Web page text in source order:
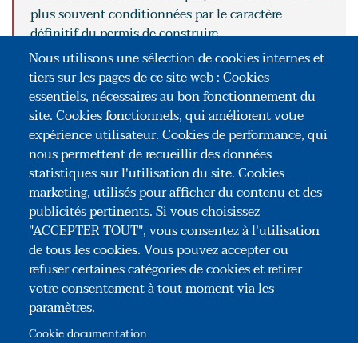
plus souvent conditionnées par le caractère
définitif du permis de construire.
LIRE
POUR ALLER PLUS LOIN
La GPC commercialisée par la SMABTP
La GPC proposée par la SAR
Nous utilisons une sélection de cookies internes et
tiers sur les pages de ce site web : Cookies
essentiels, nécessaires au bon fonctionnement du
site. Cookies fonctionnels, qui améliorent votre
expérience utilisateur. Cookies de performance, qui
nous permettent de recueillir des données
statistiques sur l'utilisation du site. Cookies
marketing, utilisés pour afficher du contenu et des
publicités pertinents. Si vous choisissez
"ACCEPTER TOUT", vous consentez à l'utilisation
de tous les cookies. Vous pouvez accepter ou
refuser certaines catégories de cookies et retirer
votre consentement à tout moment via les
paramètres.
Cookie documentation
Association Congrès des Notaires de France
35, rue du Général Foy – 75008 Paris